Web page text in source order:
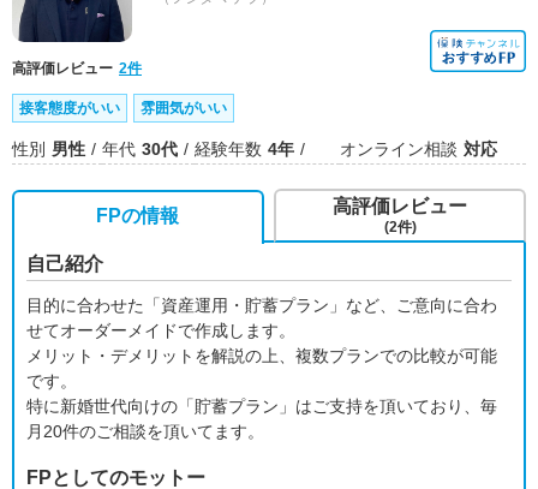
高評価レビュー 2件
接客態度がいい 雰囲気がいい
性別 男性 年代 30代 経験年数 4年 オンライン相談 対応
FPの情報
自己紹介
目的に合わせた「資産運用・貯蓄プラン」など、ご意向に合わ
せてオーダーメイドで作成します。
メリット・デメリットを解説の上、複数プランでの比較が可能
です。
特に新婚世代向けの「貯蓄プラン」はご支持を頂いており、毎
月20件のご相談を頂いてます。
FPとしてのモットー
高評価レビュー
(2件)